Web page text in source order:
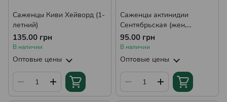
Саженцы Киви Хейворд (1-
летний)
135.00 грн
В наличии
Оптовые цены
Саженцы актинидии
Сентябрьская (жен,
однолетний)
95.00 грн
В наличии
Оптовые цены